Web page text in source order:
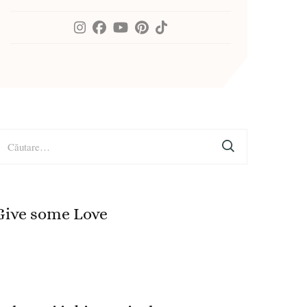
some Love